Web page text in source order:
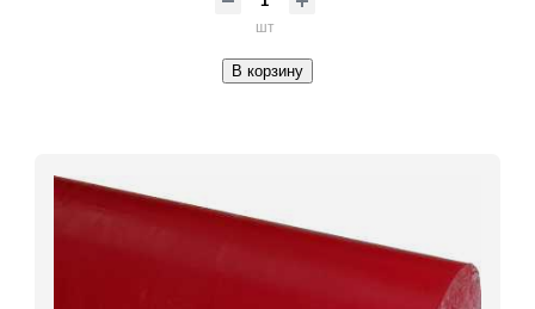
шт
В корзину